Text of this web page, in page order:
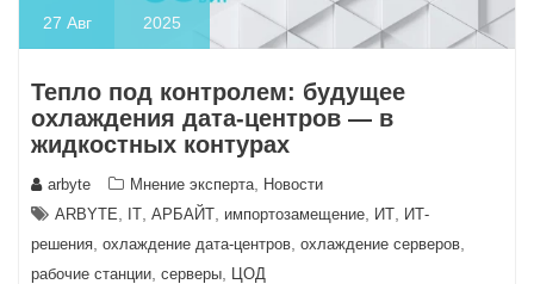
27 Авг 2025
Тепло под контролем: будущее
охлаждения дата-центров — в
жидкостных контурах
arbyte Мнение эксперта Новости
ARBYTE
IT АРБАЙТ импортозамещение ИТ ИТ-
решения охлаждение дата-центров охлаждение серверов
рабочие станции серверы ЦОД